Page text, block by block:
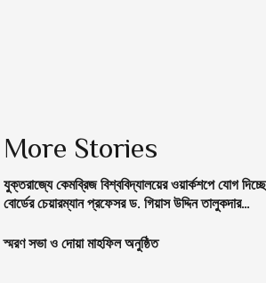
More Stories
যুক্তরাজ্যে কেমব্রিজ বিশ্ববিদ্যালয়ের ওয়ার্কশপে যোগ
বোর্ডের চেয়ারম্যান প্রফেসর ড. গিয়াস উদ্দিন তালুকদার…
স্মরণ সভা ও দোয়া মাহফিল অনুষ্ঠিত